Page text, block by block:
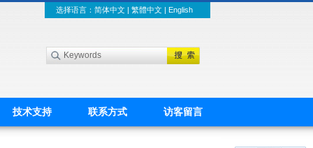
选择语言： 简体中文| 繁體中文| English
技术支持 联系方式 访客留言